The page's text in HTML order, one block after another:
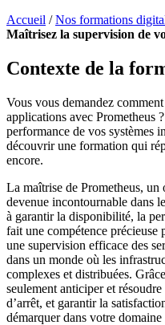
Accueil /Nos formations
Maîtrisez la supervision de
Contexte de la
Vous vous demandez
applications avec Prometheus
performance de vos systèmes
découvrir une formation qui
encore.
La maîtrise de Prometheus,
devenue incontournable dans
à garantir la disponibilité, la
fait une compétence
une supervision efficace des
dans un monde où les
complexes et distribuées.
seulement anticiper et
d’arrêt, et garantir la
démarquer dans votre